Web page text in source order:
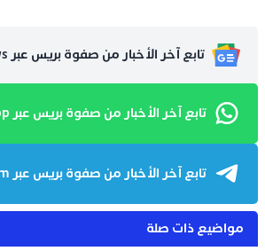
تابع آخر الأخبار من صفوة بريس عبر Google News
تابع آخر الأخبار من صفوة بريس عبر WhatsApp
تابع آخر الأخبار من صفوة بريس عبر Telegram
مواضيع ذات صلة